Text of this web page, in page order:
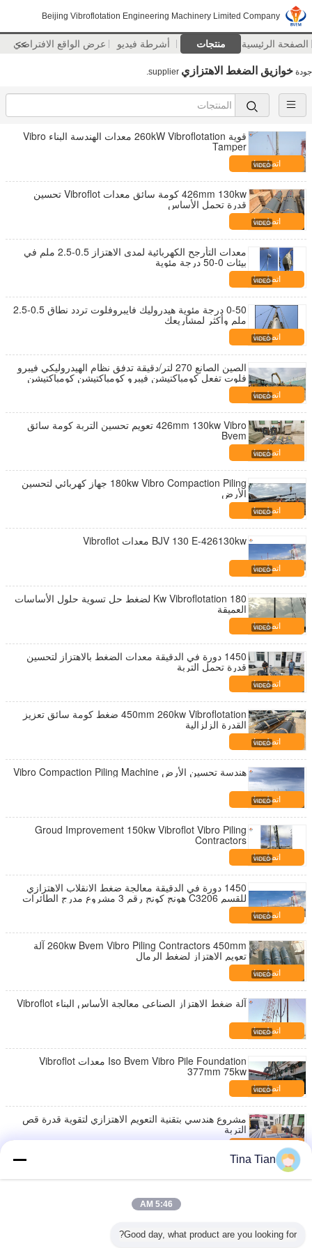
Beijing Vibroflotation Engineering Machinery Limited Company
الصفحة الرئيسية منتجات أشرطة فيديو عرض الواقع الافتراضي
>>
جودة خوازيق الضغط الاهتزازي
قوية 260kW Vibroflotation معدات الهندسة البناء Vibro
Tamper
اتصل بنا
426mm 130kw كومة سائق معدات Vibroflot تحسين
قدرة تحمل الأساس
اتصل بنا
معدات التأرجح الكهربائية لمدى الاهتزاز 0.5-2.5 ملم في
بيئات 0-50 درجة مئوية
اتصل بنا
0-50 درجة مئوية هيدروليك فايبروفلوت تردد نطاق 0.5-2.5
ملم وأكثر لمشاريعك
اتصل بنا
الصين الصانع 270 لتر/دقيقة تدفق نظام الهيدروليكي فيبرو
فلوت تفعل كومباكتيشن فيبرو كومباكتيشن كومباكتيشن
اتصل بنا
426mm 130kw Vibro تعويم تحسين التربة كومة سائق
Bvem
اتصل بنا
180kw Vibro Compaction Piling جهاز كهربائي لتحسين
الأرض
اتصل بنا
BJV 130 E-426130kw معدات Vibroflot
اتصل بنا
180 Kw Vibroflotation لضغط حل تسوية حلول الأساسات
العميقة
اتصل بنا
1450 دورة في الدقيقة معدات الضغط بالاهتزاز لتحسين
قدرة تحمل التربة
اتصل بنا
450mm 260kw Vibroflotation ضغط كومة سائق تعزيز
القدرة الزلزالية
اتصل بنا
هندسة تحسين الأرض Vibro Compaction Piling Machine
اتصل بنا
Groud Improvement 150kw Vibroflot Vibro Piling
Contractors
اتصل بنا
1450 دورة في الدقيقة معالجة ضغط الانقلاب الاهتزازي
للقسم C3206 هونج كونج رقم 3 مشروع مدرج الطائرات
اتصل بنا
260kw Bvem Vibro Piling Contractors 450mm آلة
تعويم الاهتزاز لضغط الرمال
اتصل بنا
آلة ضغط الاهتزاز الصناعي معالجة الأساس البناء Vibroflot
اتصل بنا
Iso Bvem Vibro Pile Foundation معدات Vibroflot
377mm 75kw
اتصل بنا
مشروع هندسي بتقنية التعويم الاهتزازي لتقوية قدرة قص
التربة
BJV180E-377 موتور فيبرو كومة مؤسسة القيادة آلة
1450 دورة في الدقيقة 130kw معدات الاهتزاز الكهربائية
Tina Tian
5:46 AM
Good day, what product are you looking for?